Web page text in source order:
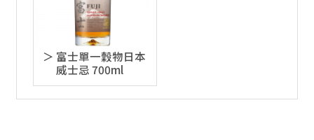
富士單一穀物日本
威士忌 700ml